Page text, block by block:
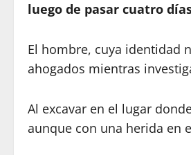
luego de pasar cuatro
El hombre, cuya identidad
ahogados mientras
Al excavar en el lugar
aunque con una herida en